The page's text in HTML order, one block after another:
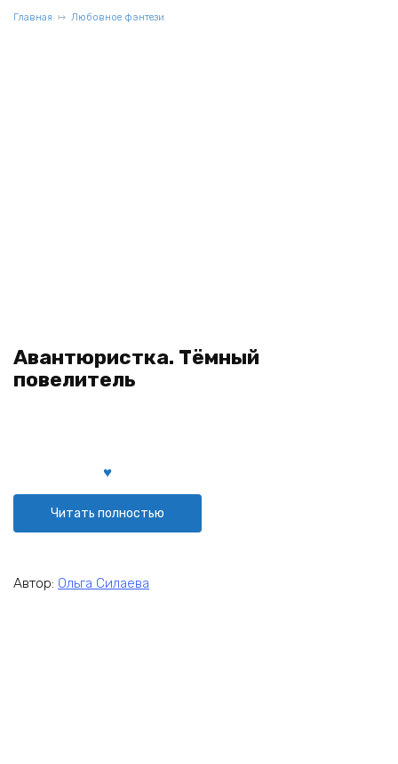
Главная Любовное фэнтези
Авантюристка. Тёмный
повелитель
Читать полностью
Автор: Ольга Силаева